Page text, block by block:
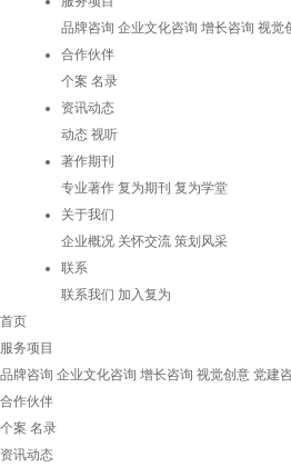
品牌咨询 企业文化咨询 增长咨询 视觉
合作伙伴
个案 名录
资讯动态
动态 视听
著作期刊
专业著作 复为期刊 复为学堂
关于我们
企业概况 关怀交流 策划风采
联系
联系我们 加入复为
首页
服务项目
品牌咨询 企业文化咨询 增长咨询 视觉创意 党建
合作伙伴
个案 名录
资讯动态